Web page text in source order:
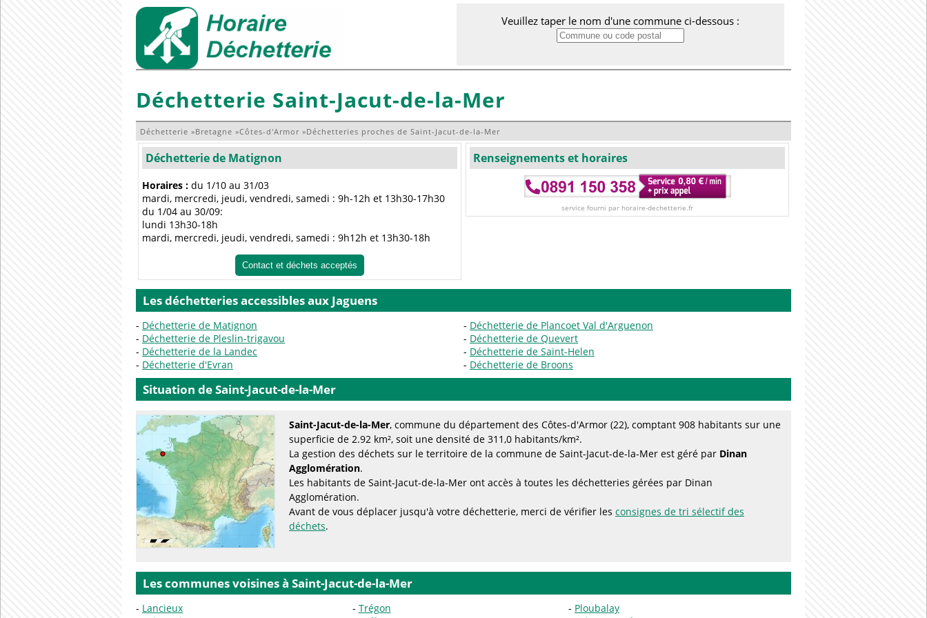
Veuillez taper le nom d'une commune ci-dessous :
Déchetterie Saint-Jacut-de-la-Mer
Déchetterie »Bretagne »Côtes-d'Armor »Déchetteries proches de Saint-Jacut-de-la-Mer
Déchetterie de Matignon
Horaires : du 1/10 au 31/03
mardi, mercredi, jeudi, vendredi, samedi : 9h-12h et 13h30-17h30
du 1/04 au 30/09:
lundi 13h30-18h
mardi, mercredi, jeudi, vendredi, samedi : 9h12h et 13h30-18h
Contact et déchets acceptés
Renseignements et horaires
service fourni par horaire-dechetterie.fr
Les déchetteries accessibles aux Jaguens
Déchetterie de Matignon
Déchetterie de Plancoet Val d'Arguenon
Déchetterie de Pleslin-trigavou
Déchetterie de Quevert
Déchetterie de la Landec
Déchetterie de Saint-Helen
Déchetterie d'Evran
Déchetterie de Broons
Situation de Saint-Jacut-de-la-Mer
Saint-Jacut-de-la-Mer, commune du département des Côtes-d'Armor (22), comptant 908 habitants sur une
superficie de 2.92 km², soit une densité de 311,0 habitants/km².
La gestion des déchets sur le territoire de la commune de Saint-Jacut-de-la-Mer est géré par Dinan
Agglomération.
Les habitants de Saint-Jacut-de-la-Mer ont accès à toutes les déchetteries gérées par Dinan
Agglomération.
Avant de vous déplacer jusqu'à votre déchetterie, merci de vérifier les consignes de tri sélectif des
déchets.
Les communes voisines à Saint-Jacut-de-la-Mer
Lancieux Trégon
Ploubalay